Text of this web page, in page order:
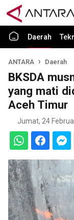
Daerah
ANTARA Daerah
BKSDA
yang mati
Aceh Timur
Jumat, 24